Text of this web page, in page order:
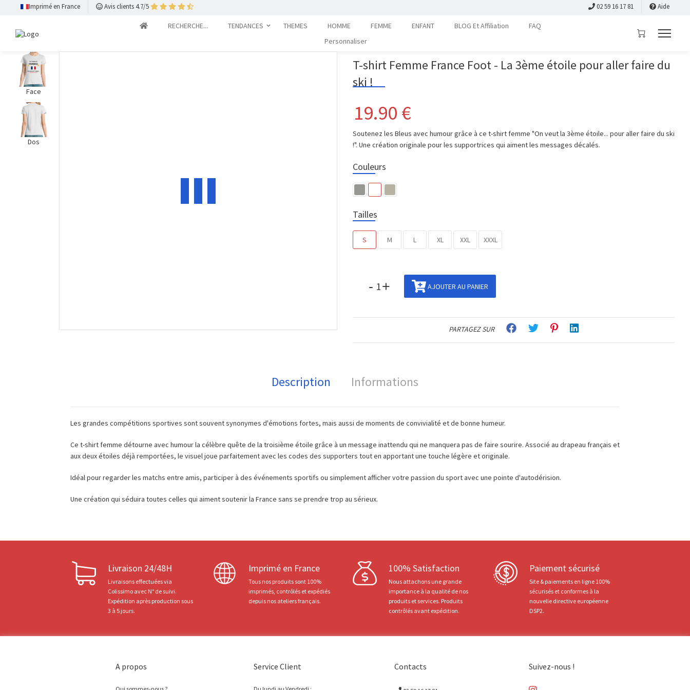
Imprimé en France Avis clients 4.7/5 02 59 16 17 81 Aide
RECHERCHE... TENDANCES THEMES HOMME FEMME ENFANT BLOG Et Affiliation
FAQ
Personnaliser
Face
Dos
T-shirt Femme France Foot - La 3ème étoile pour aller faire du
ski !
19.90 €
Soutenez les Bleus avec humour grâce à ce t-shirt femme "On veut la 3ème étoile... pour aller faire du ski
!". Une création originale pour les supportrices qui aiment les messages décalés.
Couleurs
Tailles
S M L XL XXL XXXL
- + AJOUTER AU PANIER
PARTAGEZ SUR
Description Informations
Les grandes compétitions sportives sont souvent synonymes d'émotions fortes, mais aussi de moments de convivialité et de bonne humeur.
Ce t-shirt femme détourne avec humour la célèbre quête de la troisième étoile grâce à un message inattendu qui ne manquera pas de faire sourire. Associé au drapeau français et
aux deux étoiles déjà remportées, le visuel joue parfaitement avec les codes des supporters tout en apportant une touche légère et originale.
Idéal pour regarder les matchs entre amis, participer à des événements sportifs ou simplement afficher votre passion du sport avec une pointe d'autodérision.
Une création qui séduira toutes celles qui aiment soutenir la France sans se prendre trop au sérieux.
Livraison 24/48H
Livraisons effectuées via
Colissimo avec N° de suivi.
Expédition après production sous
3 à 5 jours.
Imprimé en France
Tous nos produits sont 100%
imprimés, contrôlés et expédiés
depuis nos ateliers français.
100% Satisfaction
Nous attachons une grande
importance à la qualité de nos
produits et services. Produits
contrôlés avant expédition.
Paiement sécurisé
Site & paiements en ligne 100%
sécurisés et conformes à la
nouvelle directive européenne
DSP2.
A propos Service Client Contacts Suivez-nous !